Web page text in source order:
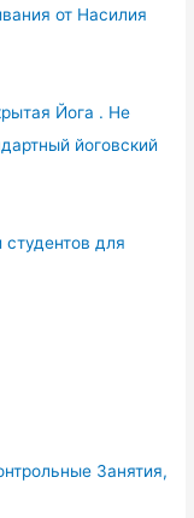
от Насилия
Йога . Не
йоговский
для
Занятия,